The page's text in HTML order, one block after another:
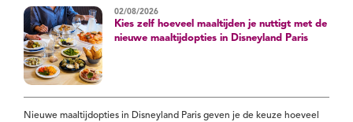
02/08/2026
Kies zelf hoeveel maaltijden je nuttigt met de
nieuwe maaltijdopties in Disneyland Paris
Nieuwe maaltijdopties in Disneyland Paris geven je de keuze hoeveel